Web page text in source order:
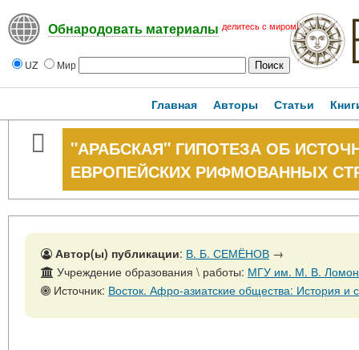
Обнародовать материалы делитесь с миром!
UZ Мир
Главная Авторы Статьи
"АРАБСКАЯ" ГИПОТЕЗА ОБ
ЕВРОПЕЙСКИХ РИФМОВАННЫХ
Автор(ы) публикации: В. Б. СЕМЁНОВ →
Учреждение образования \ работы: МГУ им. М. В.
Источник: Восток. Афро-азиатские общества: История и современность, № 4, 31